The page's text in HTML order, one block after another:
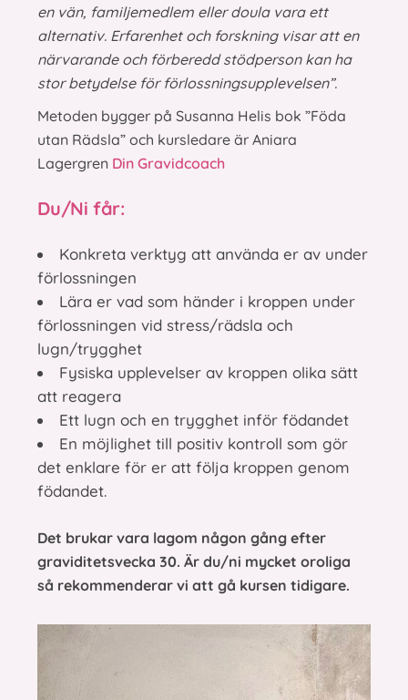
en vän, familjemedlem eller doula vara ett
alternativ. Erfarenhet och forskning visar att en
närvarande och förberedd stödperson kan ha
stor betydelse för förlossningsupplevelsen”.
Metoden bygger på Susanna Helis bok ”Föda
utan Rädsla” och kursledare är Aniara
Lagergren Din Gravidcoach
Du/Ni får:
Konkreta verktyg att använda er av under
förlossningen
Lära er vad som händer i kroppen under
förlossningen vid stress/rädsla och
lugn/trygghet
Fysiska upplevelser av kroppen olika sätt
att reagera
Ett lugn och en trygghet inför födandet
En möjlighet till positiv kontroll som gör
det enklare för er att följa kroppen genom
födandet.
Det brukar vara lagom någon gång efter
graviditetsvecka 30. Är du/ni mycket oroliga
så rekommenderar vi att gå kursen tidigare.